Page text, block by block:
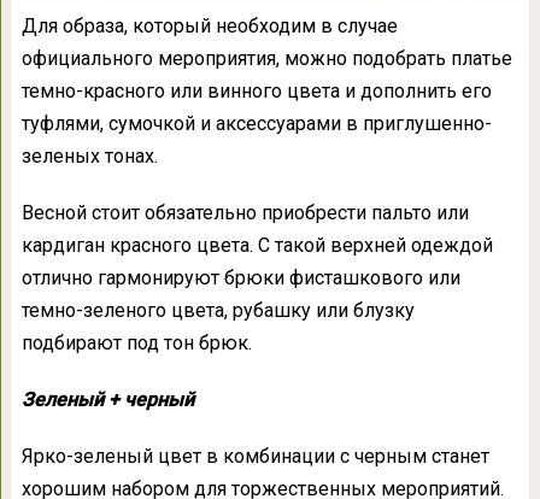
Для образа, который необходим в случае
официального мероприятия, можно подобрать платье
темно-красного или винного цвета и дополнить его
туфлями, сумочкой и аксессуарами в приглушенно-
зеленых тонах.
Весной стоит обязательно приобрести пальто или
кардиган красного цвета. С такой верхней одеждой
отлично гармонируют брюки фисташкового или
темно-зеленого цвета, рубашку или блузку
подбирают под тон брюк.
Зеленый + черный
Ярко-зеленый цвет в комбинации с черным станет
хорошим набором для торжественных мероприятий.